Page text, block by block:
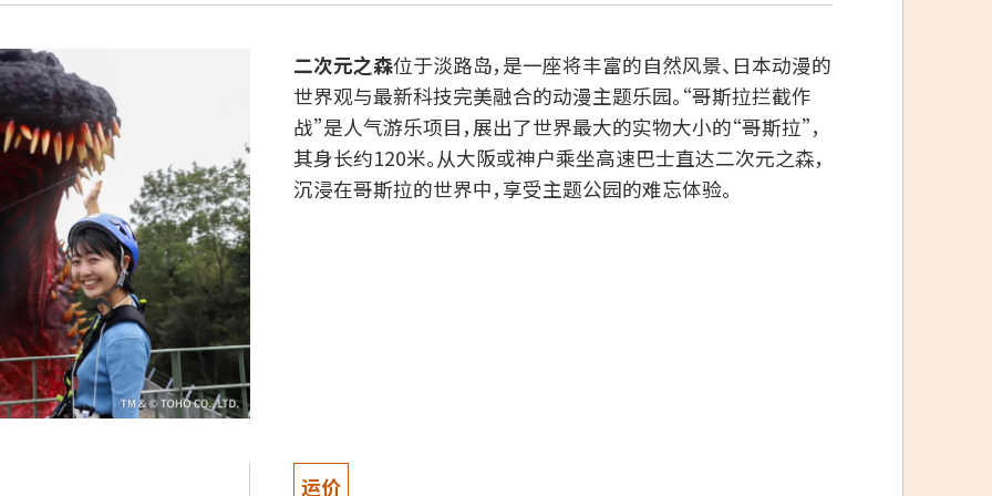
二次元之森位于淡路岛，是一座将丰富的自然风景、日本动漫的
世界观与最新科技完美融合的动漫主题乐园。“哥斯拉拦截作
战”是人气游乐项目，展出了世界最大的实物大小的“哥斯拉”，
其身长约120米。从大阪或神户乘坐高速巴士直达二次元之森，
沉浸在哥斯拉的世界中，享受主题公园的难忘体验。
运价